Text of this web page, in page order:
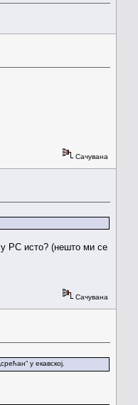
Сачувана
РС исто? (нешто ми се
Сачувана
у екавској.